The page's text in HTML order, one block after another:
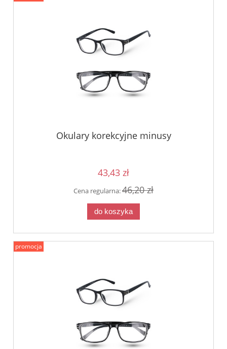
Okulary korekcyjne minusy
43,43 zł
Cena regularna:46,20 zł
do koszyka
promocja